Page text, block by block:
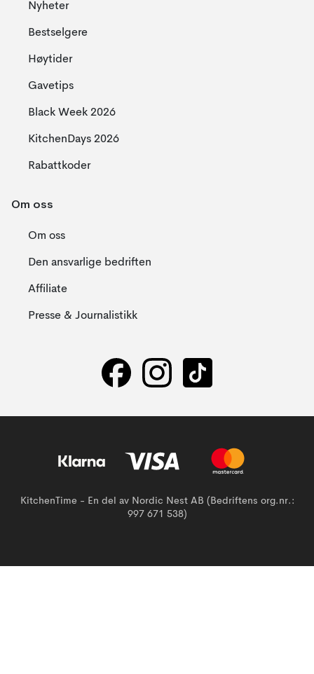
Nyheter
Bestselgere
Høytider
Gavetips
Black Week 2026
KitchenDays 2026
Rabattkoder
Om oss
Om oss
Den ansvarlige bedriften
Affiliate
Presse & Journalistikk
KitchenTime - En del av Nordic Nest AB (Bedriftens org.nr.:
997 671 538)